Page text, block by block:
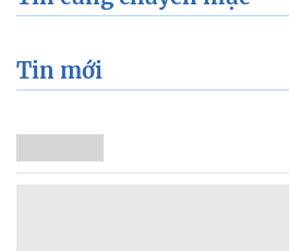
Tin mới